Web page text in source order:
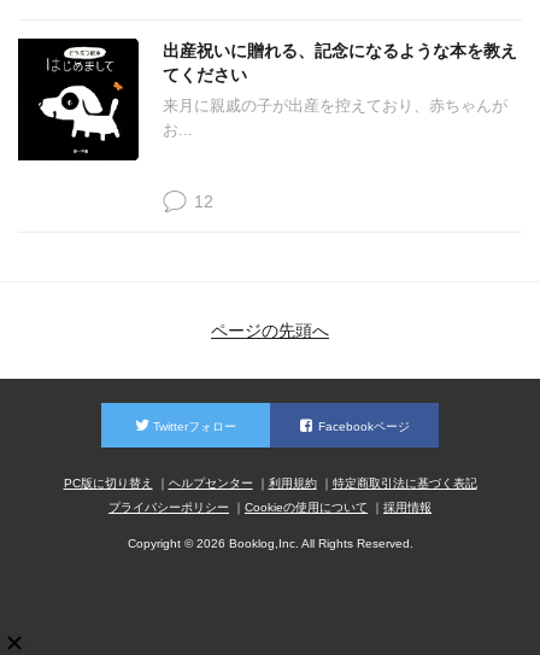
出産祝いに贈れる、記念になるような本を教え
てください
来月に親戚の子が出産を控えており、赤ちゃんが
お...
12
ページの先頭へ
Twitterフォロー Facebookページ
PC版に切り替え ヘルプセンター 利用規約
特定商取引法に基づく表記
プライバシーポリシー
Cookieの使用について 採用情報
Copyright © 2026 Booklog,Inc. All Rights Reserved.